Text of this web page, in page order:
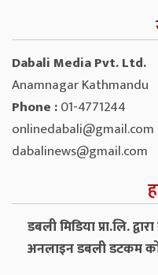
Dabali Media Pvt. Ltd.
Anamnagar Kathmandu
Phone :01-4771244
onlinedabali@gmail.com
dabalinews@gmail.com
डबली मिडिया प्रा.लि.
अनलाइन डबली डटकम